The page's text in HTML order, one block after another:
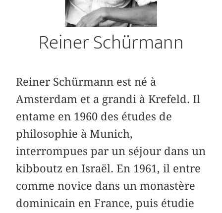
Reiner Schürmann
Reiner Schürmann est né à
Amsterdam et a grandi à Krefeld. Il
entame en 1960 des études de
philosophie à Munich,
interrompues par un séjour dans un
kibboutz en Israël. En 1961, il entre
comme novice dans un monastère
dominicain en France, puis étudie